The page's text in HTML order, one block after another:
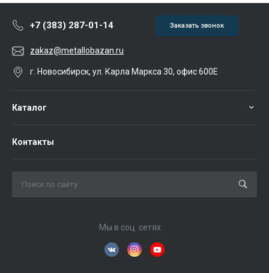
+7 (383) 287-01-14 Заказать звонок
zakaz@metallobazan.ru
г. Новосибирск, ул. Карла Маркса 30, офис 600Е
Каталог
Контакты
Мы в соц. сетях